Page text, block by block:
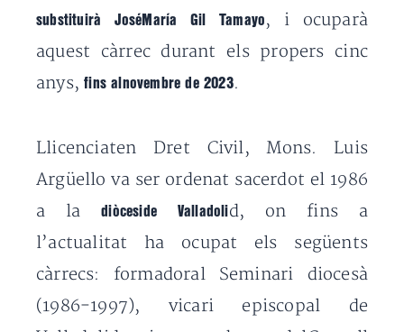
substituirà JoséMaría Gil Tamayo , i ocuparà
aquest càrrec durant els propers cinc
anys,fins alnovembre de 2023.
Llicenciaten Dret Civil, Mons. Luis
Argüello va ser ordenat sacerdot el 1986
a ladiòceside Valladolid, on fins a
l’actualitat ha ocupat els següents
càrrecs: formadoral Seminari diocesà
(1986-1997), vicari episcopal de